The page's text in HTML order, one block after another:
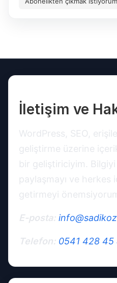
İletişim ve
WordPress, SEO,
geliştirme üzerine
bir geliştiriciyim.
paylaşmayı ve herkes
getirmeyi
E-posta:
Telefon: 0541 428 45